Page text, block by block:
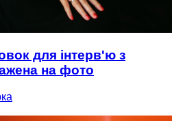
для інтерв'ю з
на фото